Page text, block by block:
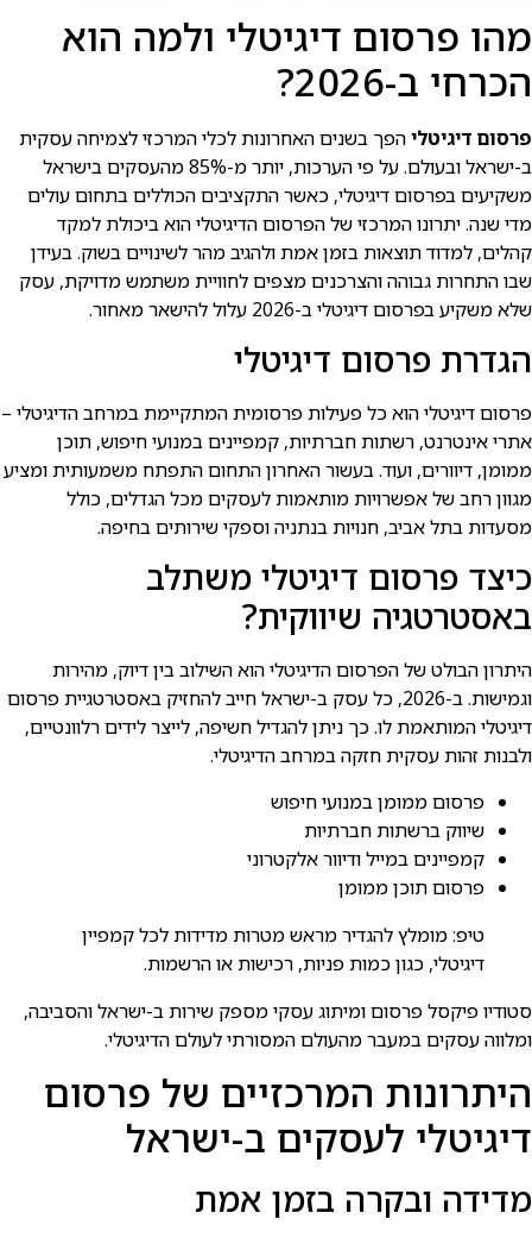
מהו פרסום דיגיטלי ולמה הוא
הכרחי ב-2026?
פרסום דיגיטליהפך בשנים האחרונות לכלי המרכזי לצמיחה עסקית
ב-ישראל ובעולם. על פי הערכות, יותר מ-85% מהעסקים בישראל
משקיעים בפרסום דיגיטלי, כאשר התקציבים הכוללים בתחום עולים
מדי שנה. יתרונו המרכזי של הפרסום הדיגיטלי הוא ביכולת למקד
קהלים, למדוד תוצאות בזמן אמת ולהגיב מהר לשינויים בשוק. בעידן
שבו התחרות גבוהה והצרכנים מצפים לחוויית משתמש מדויקת, עסק
שלא משקיע בפרסום דיגיטלי ב-2026 עלול להישאר מאחור.
הגדרת פרסום דיגיטלי
פרסום דיגיטלי הוא כל פעילות פרסומית המתקיימת במרחב הדיגיטלי –
אתרי אינטרנט, רשתות חברתיות, קמפיינים במנועי חיפוש, תוכן
ממומן, דיוורים, ועוד. בעשור האחרון התחום התפתח משמעותית ומציע
מגוון רחב של אפשרויות מותאמות לעסקים מכל הגדלים, כולל
מסעדות בתל אביב, חנויות בנתניה וספקי שירותים בחיפה.
כיצד פרסום דיגיטלי משתלב
באסטרטגיה שיווקית?
היתרון הבולט של הפרסום הדיגיטלי הוא השילוב בין דיוק, מהירות
וגמישות. ב-2026, כל עסק ב-ישראל חייב להחזיק באסטרטגיית פרסום
דיגיטלי המותאמת לו. כך ניתן להגדיל חשיפה, לייצר לידים רלוונטיים,
ולבנות זהות עסקית חזקה במרחב הדיגיטלי.
פרסום ממומן במנועי חיפוש
שיווק ברשתות חברתיות
קמפיינים במייל ודיוור אלקטרוני
פרסום תוכן ממומן
טיפ: מומלץ להגדיר מראש מטרות מדידות לכל קמפיין
דיגיטלי, כגון כמות פניות, רכישות או הרשמות.
סטודיו פיקסל פרסום ומיתוג עסקי מספק שירות ב-ישראל והסביבה,
ומלווה עסקים במעבר מהעולם המסורתי לעולם הדיגיטלי.
היתרונות המרכזיים של פרסום
דיגיטלי לעסקים ב-ישראל
מדידה ובקרה בזמן אמת